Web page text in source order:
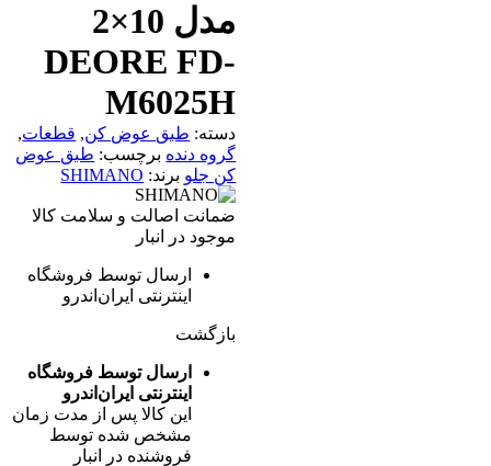
مدل 10×2
DEORE FD-
M6025H
دسته: طبق عوض کن, قطعات,
گروه دنده برچسب: طبق عوض
کن جلو برند: SHIMANO
ضمانت اصالت و سلامت کالا
موجود در انبار
ارسال توسط فروشگاه
اینترنتی ایران‌اندرو
بازگشت
ارسال توسط فروشگاه
اینترنتی ایران‌اندرو
این کالا پس از مدت زمان
مشخص شده توسط
فروشنده در انبار